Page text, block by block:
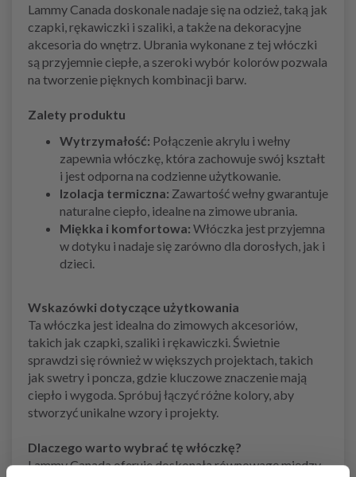
Lammy Canada doskonale nadaje się na odzież, taką jak
czapki, rękawiczki i szaliki, a także na dekoracyjne
akcesoria do wnętrz. Ubrania wykonane z tej włóczki
są przyjemnie ciepłe, a szeroki wybór kolorów pozwala
na tworzenie pięknych kombinacji barw.
Zalety produktu
Wytrzymałość: Połączenie akrylu i wełny
zapewnia włóczkę, która zachowuje swój kształt
i jest odporna na codzienne użytkowanie.
Izolacja termiczna: Zawartość wełny gwarantuje
naturalne ciepło, idealne na zimowe ubrania.
Miękka i komfortowa: Włóczka jest przyjemna
w dotyku i nadaje się zarówno dla dorosłych, jak i
dzieci.
Wskazówki dotyczące użytkowania
Ta włóczka jest idealna do zimowych akcesoriów,
takich jak czapki, szaliki i rękawiczki. Świetnie
sprawdzi się również w większych projektach, takich
jak swetry i poncza, gdzie kluczowe znaczenie mają
ciepło i wygoda. Spróbuj łączyć różne kolory, aby
stworzyć unikalne wzory i projekty.
Dlaczego warto wybrać tę włóczkę?
Lammy Canada oferuje doskonałą równowagę między